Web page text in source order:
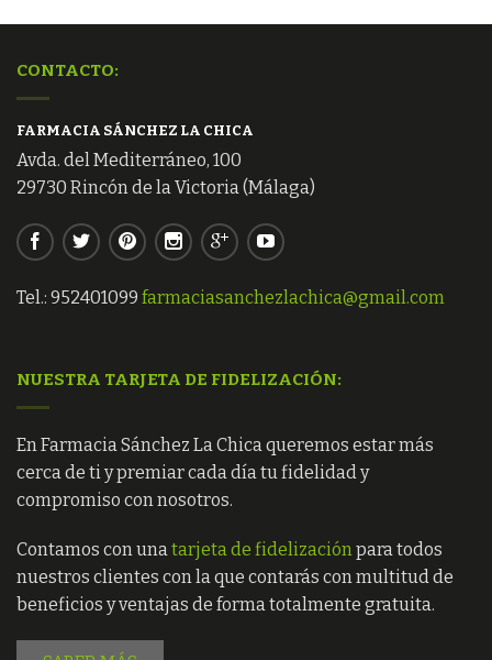
CONTACTO:
FARMACIA SÁNCHEZ LA CHICA
Avda. del Mediterráneo, 100
29730 Rincón de la Victoria (Málaga)
Tel.: 952401099 farmaciasanchezlachica@gmail.com
NUESTRA TARJETA DE FIDELIZACIÓN:
En Farmacia Sánchez La Chica queremos estar más
cerca de ti y premiar cada día tu fidelidad y
compromiso con nosotros.
Contamos con unatarjeta de fidelizaciónpara todos
nuestros clientes con la que contarás con multitud de
beneficios y ventajas de forma totalmente gratuita.